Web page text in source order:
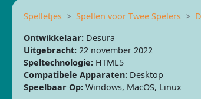
Spelletjes Spellen voor Twee Spelers
Ontwikkelaar: Desura
Uitgebracht: 22 november 2022
Speltechnologie: HTML5
Compatibele Apparaten: Desktop
Speelbaar Op: Windows, MacOS, Linux